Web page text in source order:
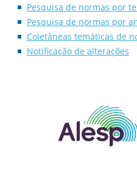
Pesquisa de normas por
Pesquisa de normas por
Coletâneas temáticas de
Notificação de alterações